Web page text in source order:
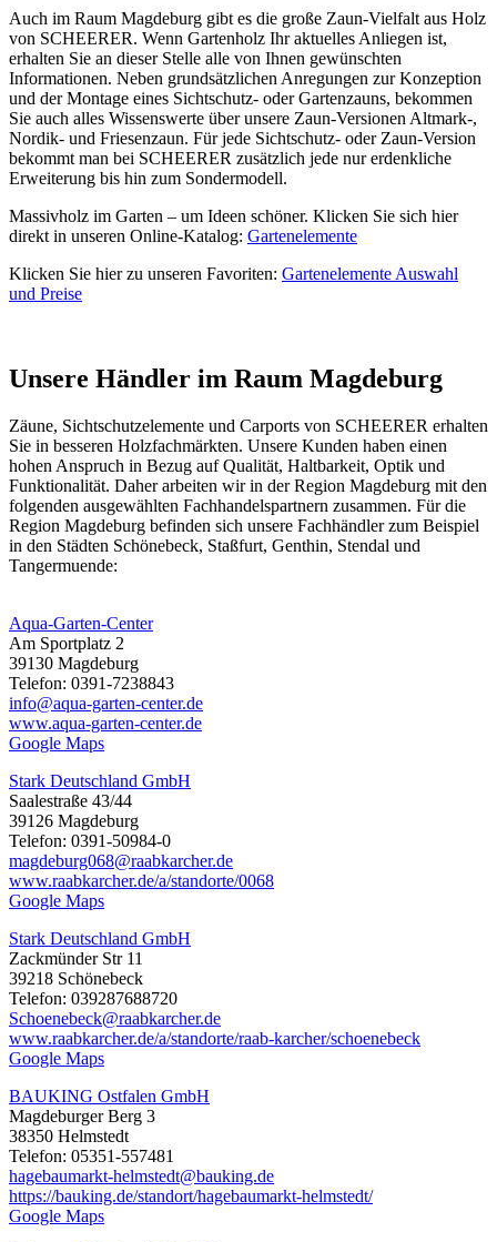
Auch im Raum Magdeburg gibt es die große Zaun-Vielfalt aus Holz
von SCHEERER. Wenn Gartenholz Ihr aktuelles Anliegen ist,
erhalten Sie an dieser Stelle alle von Ihnen gewünschten
Informationen. Neben grundsätzlichen Anregungen zur Konzeption
und der Montage eines Sichtschutz- oder Gartenzauns, bekommen
Sie auch alles Wissenswerte über unsere Zaun-Versionen Altmark-,
Nordik- und Friesenzaun. Für jede Sichtschutz- oder Zaun-Version
bekommt man bei SCHEERER zusätzlich jede nur erdenkliche
Erweiterung bis hin zum Sondermodell.
Massivholz im Garten – um Ideen schöner. Klicken Sie sich hier
direkt in unseren Online-Katalog: Gartenelemente
Klicken Sie hier zu unseren Favoriten: Gartenelemente Auswahl
und Preise
Unsere Händler im Raum Magdeburg
Zäune, Sichtschutzelemente und Carports von SCHEERER erhalten
Sie in besseren Holzfachmärkten. Unsere Kunden haben einen
hohen Anspruch in Bezug auf Qualität, Haltbarkeit, Optik und
Funktionalität. Daher arbeiten wir in der Region Magdeburg mit den
folgenden ausgewählten Fachhandelspartnern zusammen. Für die
Region Magdeburg befinden sich unsere Fachhändler zum Beispiel
in den Städten Schönebeck, Staßfurt, Genthin, Stendal und
Tangermuende:
Aqua-Garten-Center
Am Sportplatz 2
39130 Magdeburg
Telefon: 0391-7238843
info@aqua-garten-center.de
www.aqua-garten-center.de
Google Maps
Stark Deutschland GmbH
Saalestraße 43/44
39126 Magdeburg
Telefon: 0391-50984-0
magdeburg068@raabkarcher.de
www.raabkarcher.de/a/standorte/0068
Google Maps
Stark Deutschland GmbH
Zackmünder Str 11
39218 Schönebeck
Telefon: 039287688720
Schoenebeck@raabkarcher.de
www.raabkarcher.de/a/standorte/raab-karcher/schoenebeck
Google Maps
BAUKING Ostfalen GmbH
Magdeburger Berg 3
38350 Helmstedt
Telefon: 05351-557481
hagebaumarkt-helmstedt@bauking.de
https://bauking.de/standort/hagebaumarkt-helmstedt/
Google Maps